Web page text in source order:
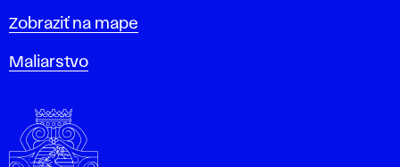
Mapa
Zobraziť na mape
Katedry
Maliarstvo